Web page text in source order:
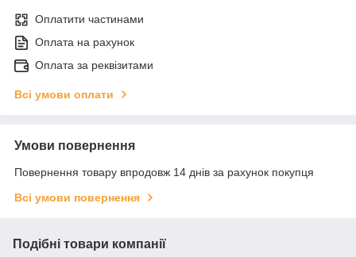
Оплатити частинами
Оплата на рахунок
Оплата за реквізитами
Всі умови оплати
Умови повернення
Повернення товару впродовж 14 днів за рахунок покупця
Всі умови повернення
Подібні товари компанії